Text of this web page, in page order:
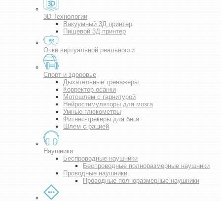
3D Технологии
Вакуумный 3Д принтер
Пищевой 3Д принтер
Очки виртуальной реальности
Спорт и здоровье
Дыхательные тренажеры
Корректор осанки
Мотошлем с гарнитурой
Нейростимуляторы для мозга
Умные глюкометры
Фитнес-трекеры для бега
Шлем с рацией
Наушники
Беспроводные наушники
Беспроводные полноразмерные наушники
Проводные наушники
Проводные полноразмерные наушники